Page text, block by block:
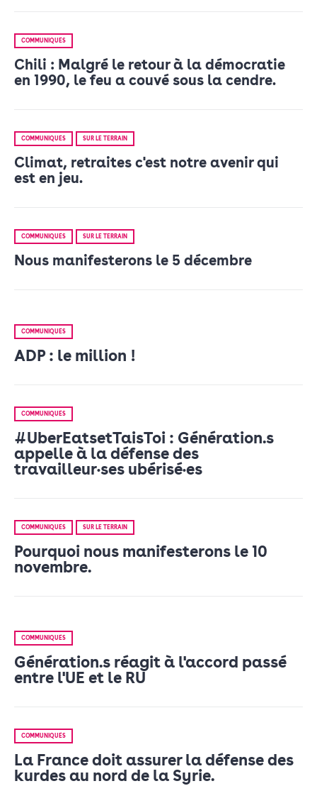
COMMUNIQUÉS
Chili : Malgré le retour à la démocratie
en 1990, le feu a couvé sous la cendre.
COMMUNIQUÉS SUR LE TERRAIN
Climat, retraites c'est notre avenir qui
est en jeu.
COMMUNIQUÉS SUR LE TERRAIN
Nous manifesterons le 5 décembre
COMMUNIQUÉS
ADP : le million !
COMMUNIQUÉS
#UberEatsetTaisToi : Génération.s
appelle à la défense des
travailleur•ses ubérisé•es
COMMUNIQUÉS SUR LE TERRAIN
Pourquoi nous manifesterons le 10
novembre.
COMMUNIQUÉS
Génération.s réagit à l'accord passé
entre l'UE et le RU
COMMUNIQUÉS
La France doit assurer la défense des
kurdes au nord de la Syrie.